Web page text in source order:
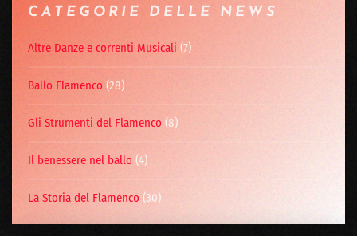
CATEGORIE DELLE NEWS
Altre Danze e correnti Musicali (7)
Ballo Flamenco (28)
Gli Strumenti del Flamenco (8)
Il benessere nel ballo (4)
La Storia del Flamenco (30)